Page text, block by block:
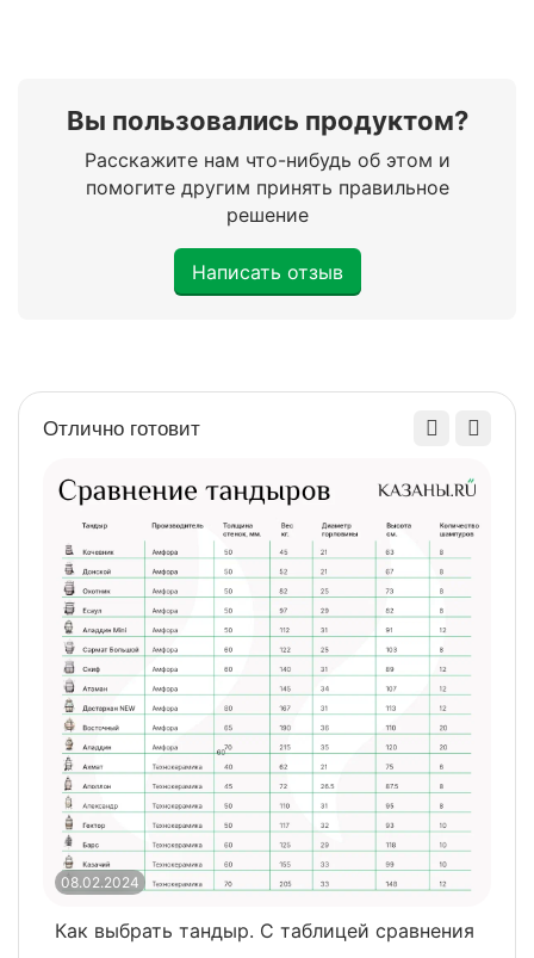
Вы пользовались продуктом?
Расскажите нам что-нибудь об этом и
помогите другим принять правильное
решение
Написать отзыв
Отлично готовит
08.02.2024
Как выбрать тандыр. С таблицей сравнения